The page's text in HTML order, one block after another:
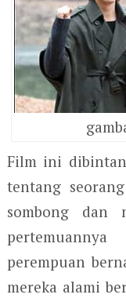
Film ini
tentang
sombong dan
perempuan
mereka alami